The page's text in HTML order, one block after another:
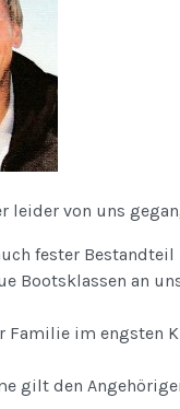
leider von uns
fester Bestandteil
Bootsklassen an
Familie im engsten
gilt den